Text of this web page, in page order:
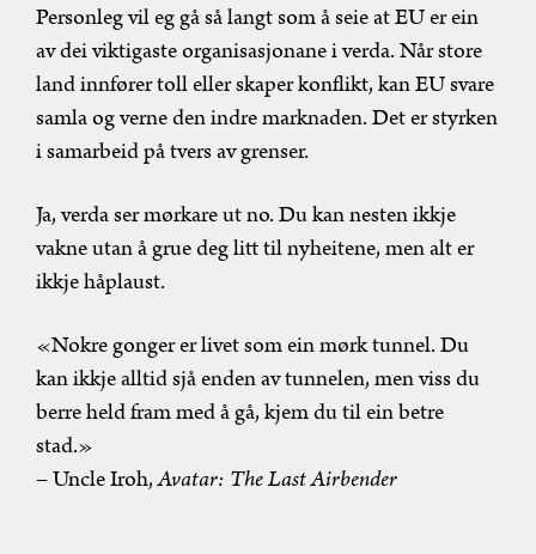
Personleg vil eg gå så langt som å seie at EU er ein
av dei viktigaste organisasjonane i verda. Når store
land innfører toll eller skaper konflikt, kan EU svare
samla og verne den indre marknaden. Det er styrken
i samarbeid på tvers av grenser.
Ja, verda ser mørkare ut no. Du kan nesten ikkje
vakne utan å grue deg litt til nyheitene, men alt er
ikkje håplaust.
«Nokre gonger er livet som ein mørk tunnel. Du
kan ikkje alltid sjå enden av tunnelen, men viss du
berre held fram med å gå, kjem du til ein betre
stad.»
– Uncle Iroh,Avatar: The Last Airbender